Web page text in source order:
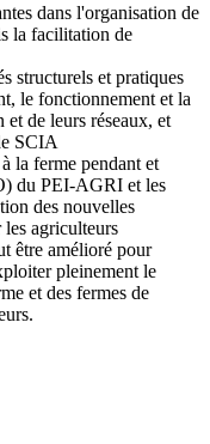
dans l'organisation de
la facilitation de
structurels et pratiques
le fonctionnement et la
et de leurs réseaux, et
SCIA
la ferme pendant et
du PEI-AGRI et les
des nouvelles
les agriculteurs
être amélioré pour
pleinement le
et des fermes de